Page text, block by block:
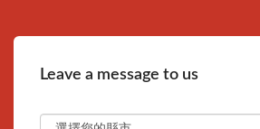
Leave a message to us